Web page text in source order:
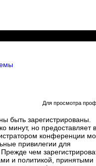
Для просмотра
быть зарегистрированы.
минут, но предоставляет
конференции
привилегии для
чем
и политикой, принятыми